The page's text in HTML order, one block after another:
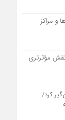
و مراکز
مؤثرتری
کرد/